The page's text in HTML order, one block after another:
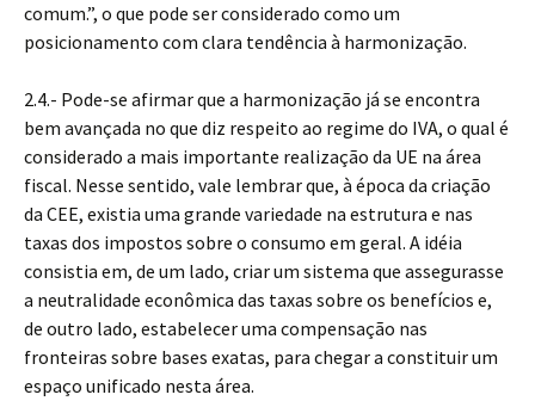
comum.”, o que pode ser considerado como um
posicionamento com clara tendência à harmonização.
2.4.- Pode-se afirmar que a harmonização já se encontra
bem avançada no que diz respeito ao regime do IVA, o qual é
considerado a mais importante realização da UE na área
fiscal. Nesse sentido, vale lembrar que, à época da criação
da CEE, existia uma grande variedade na estrutura e nas
taxas dos impostos sobre o consumo em geral. A idéia
consistia em, de um lado, criar um sistema que assegurasse
a neutralidade econômica das taxas sobre os benefícios e,
de outro lado, estabelecer uma compensação nas
fronteiras sobre bases exatas, para chegar a constituir um
espaço unificado nesta área.